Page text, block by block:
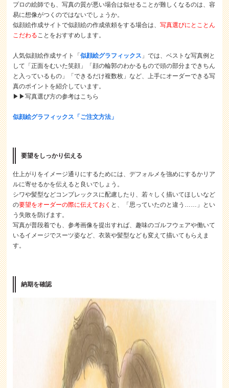
プロの絵師でも、写真の質が悪い場合は似せることが難しくなるのは、容
易に想像がつくのではないでしょうか。
似顔絵作成サイトで似顔絵の作成依頼をする場合は、写真選びにとことん
こだわることをおすすめします。
人気似顔絵作成サイト「似顔絵グラフィックス 」では、ベストな写真例と
して「正面をむいた笑顔」「顔の輪郭のわかるもので頭の部分まできちん
と入っているもの」「できるだけ複数枚」など、上手にオーダーできる写
真のポイントを紹介しています。
▶▶写真選び方の参考はこちら
似顔絵グラフィックス「ご注文方法」
要望をしっかり伝える
仕上がりをイメージ通りにするためには、デフォルメを強めにするかリア
ルに寄せるかを伝えると良いでしょう。
シワや髪型などコンプレックスに配慮したり、若々しく描いてほしいなど
の要望をオーダーの際に伝えておく と、「思っていたのと違う……」とい
う失敗を防げます。
写真が普段着でも、参考画像を提出すれば、趣味のゴルフウェアや働いて
いるイメージでスーツ姿など、衣装や髪型なども変えて描いてもらえま
す。
納期を確認